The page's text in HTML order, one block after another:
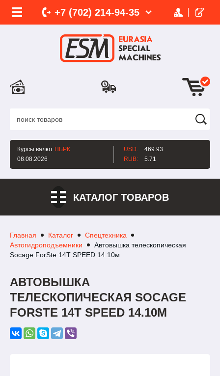
+7 (702) 214-94-35
Курсы валют НБРК
08.08.2026
USD:
469.93
RUB:
5.71
КАТАЛОГ ТОВАРОВ
Главная Каталог
Спецтехника
Автогидроподъемники
Автовышка телескопическая
Socage ForSte 14T SPEED 14.10м
АВТОВЫШКА
ТЕЛЕСКОПИЧЕСКАЯ SOCAGE
FORSTE 14T SPEED 14.10М